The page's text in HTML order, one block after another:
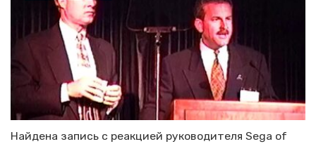
Найдена запись с реакцией руководителя Sega of